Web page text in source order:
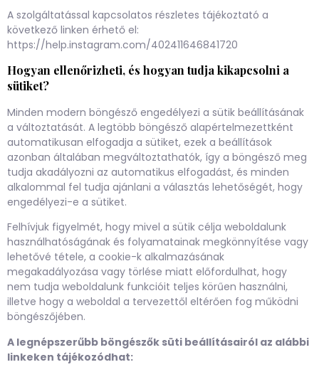
A szolgáltatással kapcsolatos részletes tájékoztató a
következő linken érhető el:
https://help.instagram.com/402411646841720
Hogyan ellenőrizheti, és hogyan tudja kikapcsolni a
sütiket?
Minden modern böngésző engedélyezi a sütik beállításának
a változtatását. A legtöbb böngésző alapértelmezettként
automatikusan elfogadja a sütiket, ezek a beállítások
azonban általában megváltoztathatók, így a böngésző meg
tudja akadályozni az automatikus elfogadást, és minden
alkalommal fel tudja ajánlani a választás lehetőségét, hogy
engedélyezi-e a sütiket.
Felhívjuk figyelmét, hogy mivel a sütik célja weboldalunk
használhatóságának és folyamatainak megkönnyítése vagy
lehetővé tétele, a cookie-k alkalmazásának
megakadályozása vagy törlése miatt előfordulhat, hogy
nem tudja weboldalunk funkcióit teljes körűen használni,
illetve hogy a weboldal a tervezettől eltérően fog működni
böngészőjében.
A legnépszerűbb böngészők süti beállításairól az alábbi
linkeken tájékozódhat: